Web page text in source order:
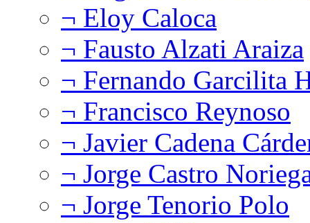
¬ Eloy Caloca
¬ Fausto Alzati Araiza
¬ Fernando Garcilita
¬ Francisco Reynoso
¬ Javier Cadena
¬ Jorge Castro
¬ Jorge Tenorio Polo